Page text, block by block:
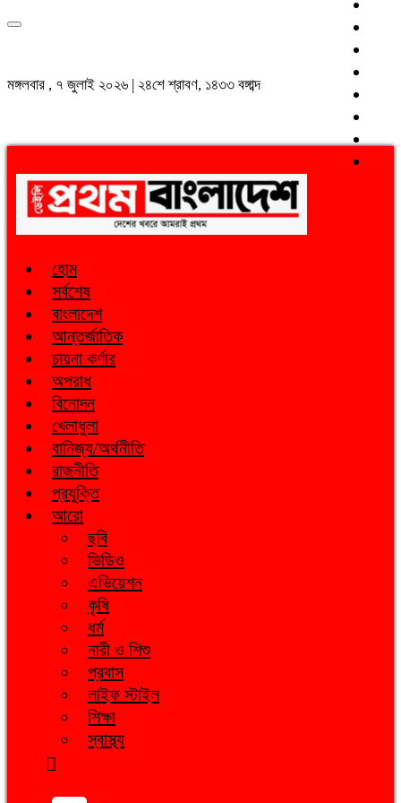
মঙ্গলবার , ৭ জুলাই ২০২৬ | ২৪শে শ্রাবণ, ১৪৩৩ বঙ্গাব্দ
হোম
সর্বশেষ
বাংলাদেশ
আন্তর্জাতিক
চায়না কর্ণার
অপরাধ
বিনোদন
খেলাধুলা
বানিজ্য/অর্থনীতি
রাজনীতি
প্রযুক্তি
আরো
ছবি
ভিডিও
এভিয়েশন
কৃষি
ধর্ম
নারী ও শিশু
প্রবাস
লাইফ স্টাইল
শিক্ষা
স্বাস্থ্য